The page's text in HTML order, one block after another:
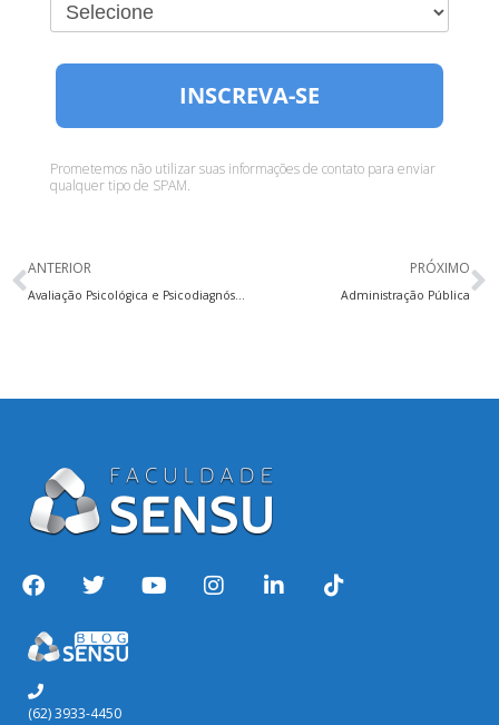
INSCREVA-SE
Prometemos não utilizar suas informações de contato para enviar
qualquer tipo de SPAM.
ANTERIOR
Avaliação Psicológica e Psicodiagnóstico
PRÓXIMO
Administração Pública
(62) 3933-4450